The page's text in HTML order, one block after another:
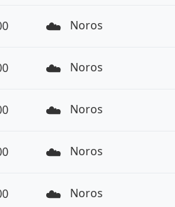
☁️ Noros
☁️ Noros
☁️ Noros
☁️ Noros
☁️ Noros